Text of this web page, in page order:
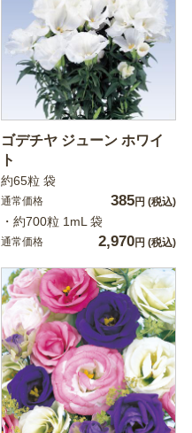
ゴデチヤ ジューン ホワイ
ト
約65粒 袋
通常価格 385円 (税込)
・約700粒 1mL 袋
通常価格 2,970円 (税込)